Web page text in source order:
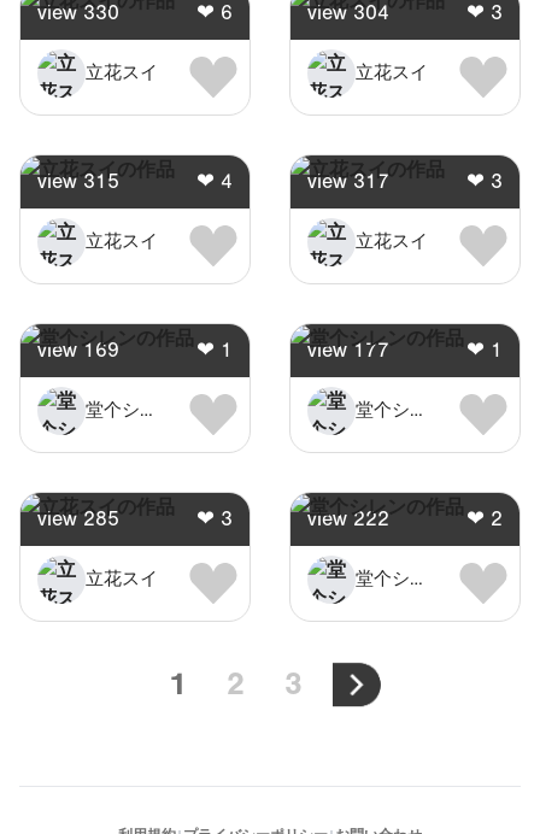
view330 ❤ 6
立花スイ
view304 ❤ 3
立花スイ
view315 ❤ 4
立花スイ
view317 ❤ 3
立花スイ
view 169 ❤ 1
堂个シレン
view 177 ❤ 1
堂个シレン
view285 ❤ 3
立花スイ
view 222 ❤ 2
堂个シレン
1 2 3